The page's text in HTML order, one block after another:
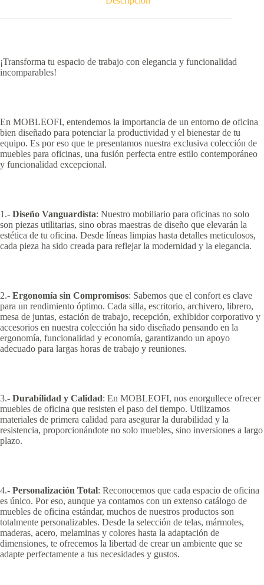
¡Transforma tu espacio de trabajo con elegancia y funcionalidad
incomparables!
En MOBLEOFI, entendemos la importancia de un entorno de oficina
bien diseñado para potenciar la productividad y el bienestar de tu
equipo. Es por eso que te presentamos nuestra exclusiva colección de
muebles para oficinas, una fusión perfecta entre estilo contemporáneo
y funcionalidad excepcional.
1.- Diseño Vanguardista: Nuestro mobiliario para oficinas no solo
son piezas utilitarias, sino obras maestras de diseño que elevarán la
estética de tu oficina. Desde líneas limpias hasta detalles meticulosos,
cada pieza ha sido creada para reflejar la modernidad y la elegancia.
2.- Ergonomía sin Compromisos: Sabemos que el confort es clave
para un rendimiento óptimo. Cada silla, escritorio, archivero, librero,
mesa de juntas, estación de trabajo, recepción, exhibidor corporativo y
accesorios en nuestra colección ha sido diseñado pensando en la
ergonomía, funcionalidad y economía, garantizando un apoyo
adecuado para largas horas de trabajo y reuniones.
3.- Durabilidad y Calidad: En MOBLEOFI, nos enorgullece ofrecer
muebles de oficina que resisten el paso del tiempo. Utilizamos
materiales de primera calidad para asegurar la durabilidad y la
resistencia, proporcionándote no solo muebles, sino inversiones a largo
plazo.
4.- Personalización Total: Reconocemos que cada espacio de oficina
es único. Por eso, aunque ya contamos con un extenso catálogo de
muebles de oficina estándar, muchos de nuestros productos son
totalmente personalizables. Desde la selección de telas, mármoles,
maderas, acero, melaminas y colores hasta la adaptación de
dimensiones, te ofrecemos la libertad de crear un ambiente que se
adapte perfectamente a tus necesidades y gustos.